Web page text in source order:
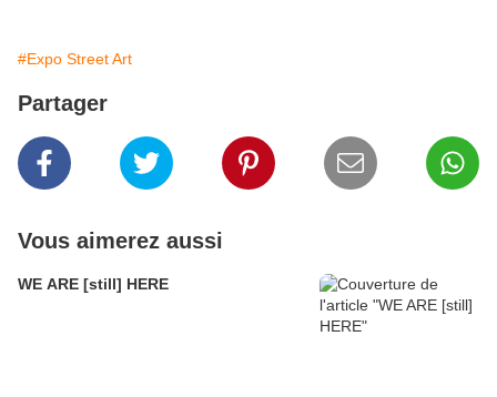
#Expo Street Art
Partager
Vous aimerez aussi
WE ARE [still] HERE